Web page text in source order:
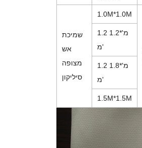
שמיכת
אש
מצופה
סיליקון
1.0M*1.0M
1.2 מ'*1.2
מ'
1.2 מ'*1.8
מ'
1.5M*1.5M